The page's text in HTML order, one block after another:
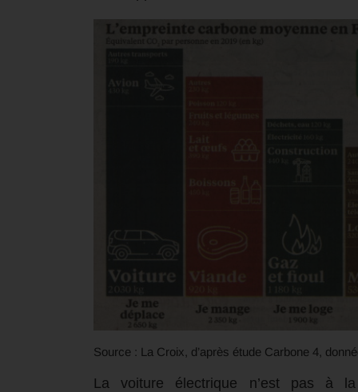
Source : La Croix, d’après étude Carbone 4,
La voiture électrique n’est pas à